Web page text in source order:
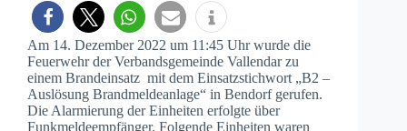
Am 14. Dezember 2022 um 11:45 Uhr wurde die
Feuerwehr der Verbandsgemeinde Vallendar zu
einem Brandeinsatz mit dem Einsatzstichwort „B2 –
Auslösung Brandmeldeanlage“ in Bendorf gerufen.
Die Alarmierung der Einheiten erfolgte über
Funkmeldeempfänger. Folgende Einheiten waren